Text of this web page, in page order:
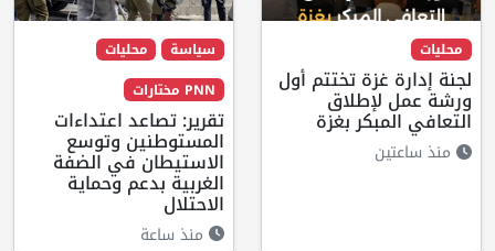
محليات
لجنة إدارة غزة تختتم أول
ورشة عمل لإطلاق
التعافي المبكر بغزة
منذ ساعتين
سياسة
محليات
PNN مختارات
تقرير: تصاعد اعتداءات
المستوطنين وتوسع
الاستيطان في الضفة
الغربية بدعم وحماية
الاحتلال
منذ ساعة